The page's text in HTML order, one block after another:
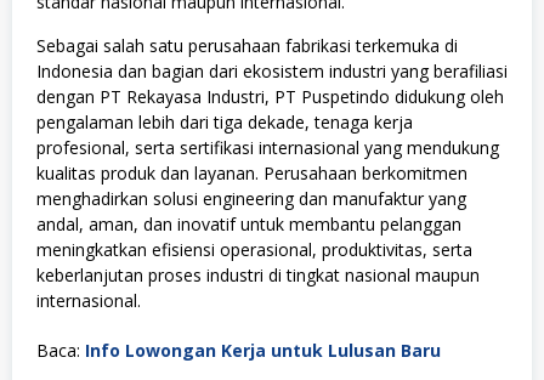
Sebagai salah satu perusahaan fabrikasi terkemuka di
Indonesia dan bagian dari ekosistem industri yang berafiliasi
dengan PT Rekayasa Industri, PT Puspetindo didukung oleh
pengalaman lebih dari tiga dekade, tenaga kerja
profesional, serta sertifikasi internasional yang mendukung
kualitas produk dan layanan. Perusahaan berkomitmen
menghadirkan solusi engineering dan manufaktur yang
andal, aman, dan inovatif untuk membantu pelanggan
meningkatkan efisiensi operasional, produktivitas, serta
keberlanjutan proses industri di tingkat nasional maupun
internasional.
Baca: Info Lowongan Kerja untuk Lulusan Baru